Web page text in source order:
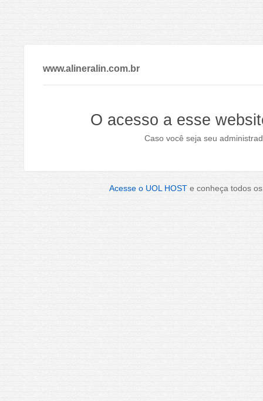
www.alineralin.com.br
O acesso a esse
Caso você seja seu
Acesse o UOL HOST e conheça todos